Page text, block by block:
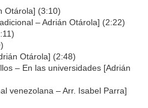
Otárola] (3:10)
– Adrián Otárola] (2:22)
Otárola] (2:48)
– En las universidades [Adrián
venezolana – Arr. Isabel Parra]